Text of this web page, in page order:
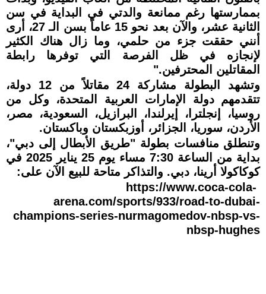
بممارستها رغم ممانعة والدتي في البداية في سن
الثانية عشر، والآن بعد نحو 15 عاماً بسن الـ 27، أرى
أنني حققت جزء من حلمي، وما زال هناك الكثير
لإنجازه في ظل الفرصة التي توفرها رابطة
المقاتلين المحترفين."
وتشهد البطولة مشاركة 24 مقاتلاً من 12 دولة،
تتقدمهم دولة الإمارات العربية المتحدة، وكل من
روسيا، إنجلترا، إيرلندا، البرازيل، السعودية، مصر،
الأردن، سوريا، الجزائر، أوزبكستان وباكستان.
وتنطلق منافسات بطولة "طريق الأبطال إلى دبي"،
بداية من الساعة 7:30 مساء يوم 25 يناير 2025 في
كوكاكولا أرينا، دبي. والتذاكر متاحة للبيع الآن على:
https://www.coca-cola-
arena.com/sports/933/road-to-dubai-
champions-series-nurmagomedov-nbsp-vs-
nbsp-hughes